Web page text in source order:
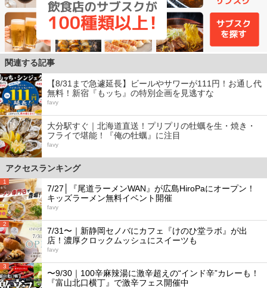
関連する記事
【8/31まで急遽延長】ビールやサワーが111円！お通し代
無料！新宿『もッち』の特別企画を見逃すな
favy
大分駅すぐ｜北海道直送！プリプリの牡蠣を生・焼き・
フライで堪能！『俺の牡蠣』に注目
favy
アクセスランキング
1
7/27│『尾道ラーメンWAN』が広島HiroPaにオープン！
キッズラーメン無料イベント開催
favy
2
7/31〜｜新静岡セノバにカフェ『けのひ堂ラボ』が出
店！濃厚クロックムッシュにスイーツも
favy
3
〜9/30｜100辛麻辣湯に激辛超えの“インド辛”カレーも！
『富山北口横丁』で激辛フェス開催中